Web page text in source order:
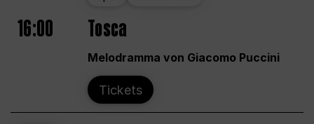
16:00 Tosca
Melodramma von Giacomo Puccini
Tickets